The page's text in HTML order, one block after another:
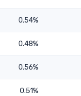
0.54%
0.48%
0.56%
0.51%